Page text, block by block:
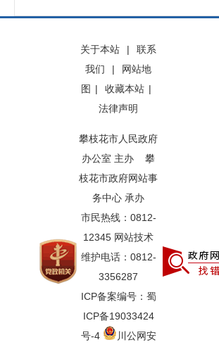
关于本站 |
联系
我们
|
网站地
图 | 收藏本站 |
法律声明
攀枝花市人民政府
办公室 主办 攀
枝花市政府网站事
务中心 承办
市民热线：0812-
12345 网站技术
维护电话：0812-
3356287
ICP备案编号：蜀
ICP备19033424
号-4
川公网安